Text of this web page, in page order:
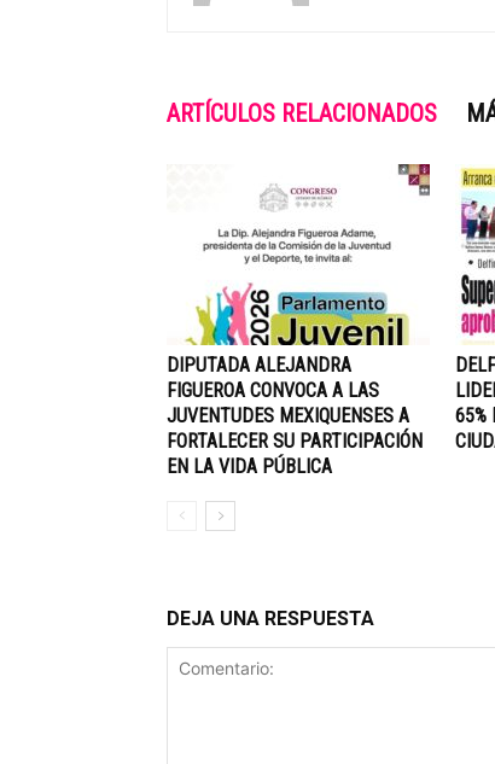
ARTÍCULOS RELACIONADOS
DIPUTADA ALEJANDRA
FIGUEROA CONVOCA A LAS
JUVENTUDES MEXIQUENSES A
FORTALECER SU PARTICIPACIÓN
EN LA VIDA PÚBLICA
65%
DEJA UNA RESPUESTA